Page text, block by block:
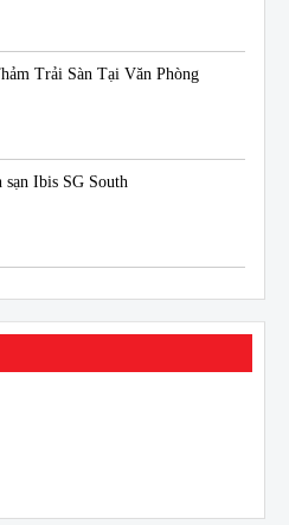
Trải Sàn Tại Văn Phòng
sạn Ibis SG South